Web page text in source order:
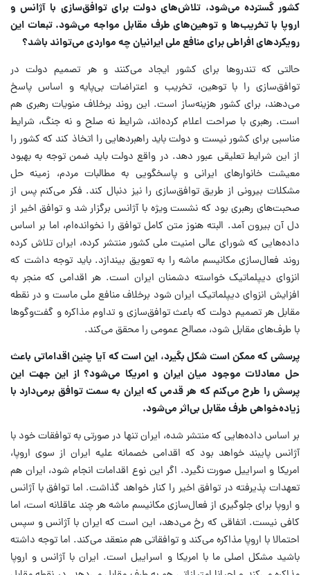
کشور گسترده می‌شود، تلاش‌های دولت برای توافق‌سازی با آژانس و
اروپا با تخریب‌ها و توهین‌های طرف مقابل مواجه می‌شود. تبعات این
رویکردهای افراطی برای منافع ملی ایرانیان چه مواردی می‌تواند باشد؟
حالتی که تندروها برای کشور ایجاد می‌کنند و هر تصمیم دولت در
توافق‌سازی را با توهین، تخریب و اعتراضات بی‌پایه و اساس پاسخ
می‌دهند، برای کشور هزینه‌ساز است. این روند برخلاف منویات رهبری هم
است. رهبری با صراحت اعلام کرده‌اند، شرایط نه صلح و نه جنگ، شرایط
مناسبی برای کشور نیست و دولت باید راهبردهایی را اتخاذ کند که کشور را
از این شرایط تعلیقی عبور دهد. در واقع دولت باید ضمن توجه به بهبود
معیشت خانوارهای ایرانی و پاسخگویی به مطالبات مردم، ‌زمینه حل
مشکلات بیرونی از طریق توافق‌سازی را نیز دنبال کند. فکر می‌کنم پس از
صحبت‌های رهبری بود که نشست ویژه با آژانس برگزار شد و توافق اخیر از
دل آن بیرون آمد. البته هنوز متن کامل توافق را نخوانده‌ام، اما بر اساس
داده‌هایی که شورای عالی امنیت ملی کشور منتشر کرده، ایران تلاش کرده
روند فعال‌سازی مکانیسم ماشه را به تعویق بیندازد. باید توجه داشت که
انزوای دیپلماتیک خواسته دشمنان ایران است. هر اقدامی که منجر به
افزایش انزوای دیپلماتیک ایران شود برخلاف منافع ملی ماست و در نقطه
مقابل هر تصمیم دولت که باعث توافق‌سازی و تداوم مذاکره و گفت‌وگوها
با طرف‌های مقابل شود، مصالح عمومی را محقق می‌کند.
پرسشی که ممکن است شکل بگیرد، این است که آیا چنین اقداماتی باعث
حل معادلات موجود میان ایران و امریکا می‌شود؟ از این جهت این
پرسش را طرح می‌کنم که هر قدمی که ایران به سمت توافق برمی‌دارد با
زیاده‌خواهی طرف مقابل بی‌اثر می‌شود.
بر اساس داده‌هایی که منتشر شده، ایران تنها در صورتی به توافقات خود با
آژانس پایبند خواهد بود که اقدامی خصمانه علیه ایران از سوی اروپا،
امریکا و اسراییل صورت نگیرد. اگر این نوع اقدامات انجام شود، ایران هم
تعهدات پذیرفته در توافق اخیر را کنار خواهد گذاشت. اما توافق با آژانس
و اروپا برای جلوگیری از فعال‌سازی مکانیسم ماشه هر چند عاقلانه است، اما
کافی نیست. اتفاقی که رخ می‌دهد، این است که ایران با آژانس و سپس
احتمالا با اروپا مذاکره می‌کند و توافقاتی هم منعقد می‌کند. اما توجه داشته
باشید مشکل اصلی ما با امریکا و اسراییل است. ایران با آژانس و اروپا